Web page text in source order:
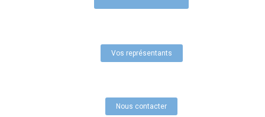
Vos représentants
Nous contacter